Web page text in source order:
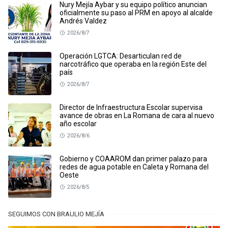
Nury Mejía Aybar y su equipo político anuncian
oficialmente su paso al PRM en apoyo al alcalde
Andrés Valdez
2026/8/7
Operación LGTCA: Desarticulan red de
narcotráfico que operaba en la región Este del
país
2026/8/7
Director de Infraestructura Escolar supervisa
avance de obras en La Romana de cara al nuevo
año escolar
2026/8/6
Gobierno y COAAROM dan primer palazo para
redes de agua potable en Caleta y Romana del
Oeste
2026/8/5
SEGUIMOS CON BRAULIO MEJÍA